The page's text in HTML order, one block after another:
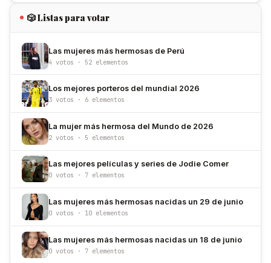
🎲 Listas para votar
Las mujeres más hermosas de Perú
4 votos · 52 elementos
Los mejores porteros del mundial 2026
3 votos · 6 elementos
La mujer más hermosa del Mundo de 2026
2 votos · 5 elementos
Las mejores películas y series de Jodie Comer
0 votos · 7 elementos
Las mujeres más hermosas nacidas un 29 de junio
0 votos · 10 elementos
Las mujeres más hermosas nacidas un 18 de junio
0 votos · 7 elementos